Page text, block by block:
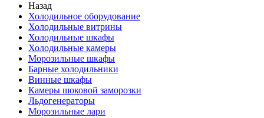
Назад
Холодильное оборудование
Холодильные витрины
Холодильные шкафы
Холодильные камеры
Морозильные шкафы
Барные холодильники
Винные шкафы
Камеры шоковой заморозки
Льдогенераторы
Морозильные лари